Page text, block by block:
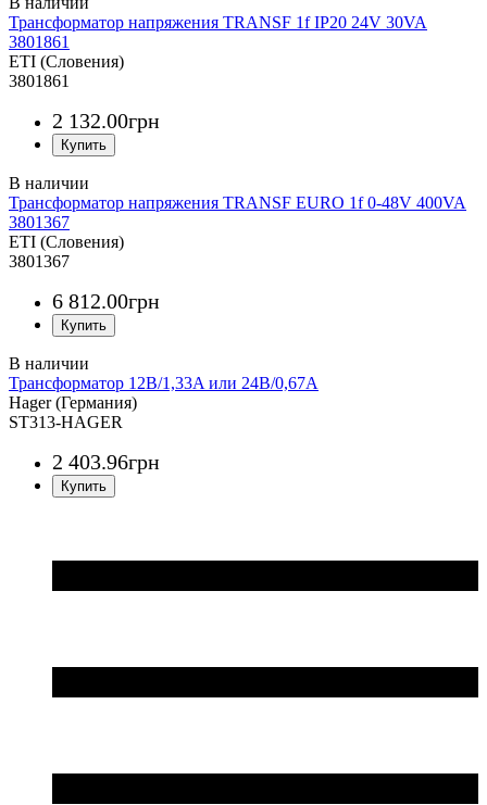
Трансформатор напряжения TRANSF 1f IP20 24V 30VA
3801861
ETI (Словения)
3801861
2 132.00грн
Трансформатор напряжения TRANSF EURO 1f 0-48V 400VA
3801367
ETI (Словения)
3801367
6 812.00грн
Трансформатор 12В/1,33A или 24В/0,67A
Hager (Германия)
ST313-HAGER
2 403.96грн